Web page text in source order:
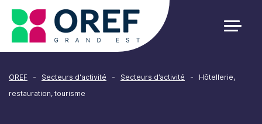
OREF - Secteurs d'activité - Secteurs d’activité -
Hôtellerie,
restauration, tourisme